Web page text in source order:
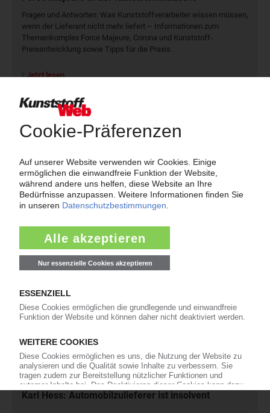
Fragen und Antworten: Was Kunst­stoff­verarbeiter wissen müssen,
wenn der Lieferant nicht mehr liefert – Informationen zum
Themenkomplex Force Majeure, Corona und Kunststoff-
Preisentwicklung sowie Tipps für die Praxis.
Jetzt lesen
Newsletter
Kunststoffbranche – jeden Tag brandaktuell!
und akzeptiere diese.
Meistgelesen
Karl Hess: Automobilzulieferer ist insolvent